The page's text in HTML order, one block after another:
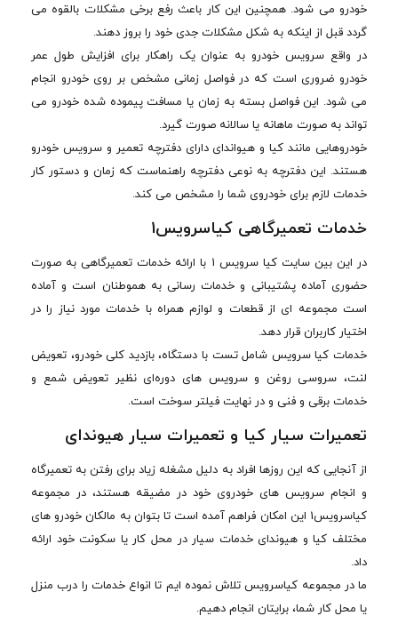
خودرو می شود. همچنین این کار باعث رفع برخی مشکلات بالقوه می
گردد قبل از اینکه به شکل مشکلات جدی خود را بروز دهند.
در واقع سرویس خودرو به عنوان یک راهکار برای افزایش طول عمر
خودرو ضروری است که در فواصل زمانی مشخص بر روی خودرو انجام
می شود. این فواصل بسته به زمان یا مسافت پیموده شده خودرو می
تواند به صورت ماهانه یا سالانه صورت گیرد.
خودروهایی مانند کیا و هیواندای دارای دفترچه تعمیر و سرویس خودرو
هستند. این دفترچه به نوعی دفترچه راهنماست که زمان و دستور کار
خدمات لازم برای خودروی شما را مشخص می کند.
خدمات تعمیرگاهی کیاسرویس1
در این بین سایت کیا سرویس 1 با ارائه خدمات تعمیرگاهی به صورت
حضوری آماده پشتیبانی و خدمات رسانی به هموطنان است و آماده
است مجموعه ای از قطعات و لوازم همراه با خدمات مورد نیاز را در
اختیار کاربران قرار دهد.
خدمات کیا سرویس شامل تست با دستگاه، بازدید کلی خودرو، تعویض
لنت، سروسی روغن و سرویس های دوره‌ای نظیر تعویض شمع و
خدمات برقی و فنی و در نهایت فیلتر سوخت است.
تعمیرات سیار کیا و تعمیرات سیار هیوندای
از آنجایی که این روزها افراد به دلیل مشغله زیاد برای رفتن به تعمیرگاه
و انجام سرویس های خودروی خود در مضیقه هستند، در مجموعه
کیاسرویس1 این امکان فراهم آمده است تا بتوان به مالکان خودرو های
مختلف کیا و هیوندای خدمات سیار در محل کار یا سکونت خود ارائه
داد.
ما در مجموعه کیاسرویس تلاش نموده ایم تا انواع خدمات را درب منزل
یا محل کار شما، برایتان انجام دهیم.